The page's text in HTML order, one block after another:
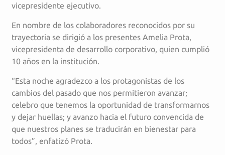
vicepresidente ejecutivo.
En nombre de los colaboradores reconocidos por su
trayectoria se dirigió a los presentes Amelia Prota,
vicepresidenta de desarrollo corporativo, quien cumplió
10 años en la institución.
“Esta noche agradezco a los protagonistas de los
cambios del pasado que nos permitieron avanzar;
celebro que tenemos la oportunidad de transformarnos
y dejar huellas; y avanzo hacia el futuro convencida de
que nuestros planes se traducirán en bienestar para
todos”, enfatizó Prota.